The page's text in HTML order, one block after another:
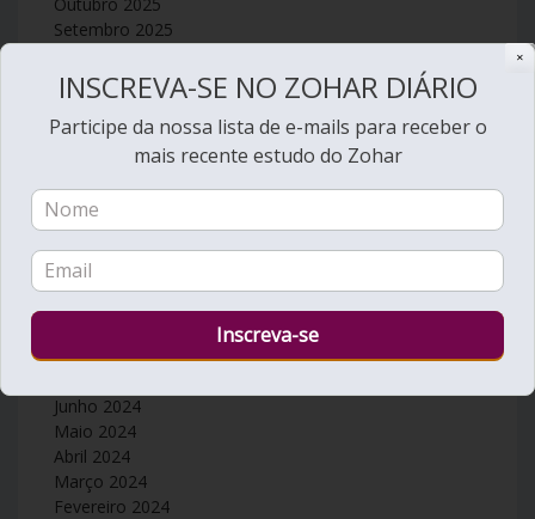
Setembro 2025
Julho 2025
Junho 2025
Maio 2025
Fevereiro 2025
Janeiro 2025
Dezembro 2024
Novembro 2024
Outubro 2024
Agosto 2024
Junho 2024
Maio 2024
Abril 2024
Março 2024
Fevereiro 2024
✕
INSCREVA-SE NO ZOHAR DIÁRIO
Participe da nossa lista de e-mails para receber o
mais recente estudo do Zohar